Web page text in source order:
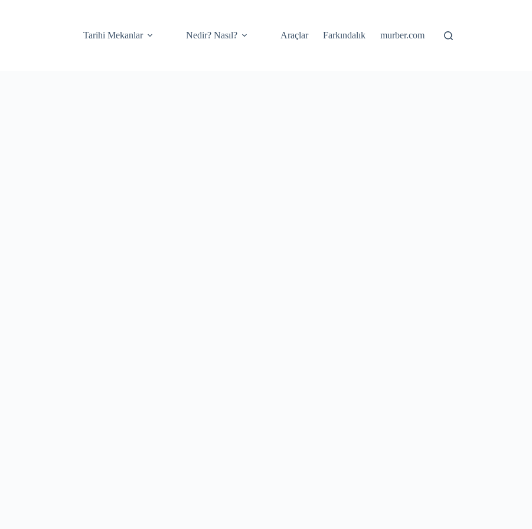
Tarihi Mekanlar Nedir? Nasıl? Araçlar Farkındalık murber.com